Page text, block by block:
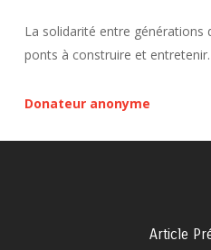
La solidarité entre générations
ponts à construire et entretenir.
Donateur anonyme
Article